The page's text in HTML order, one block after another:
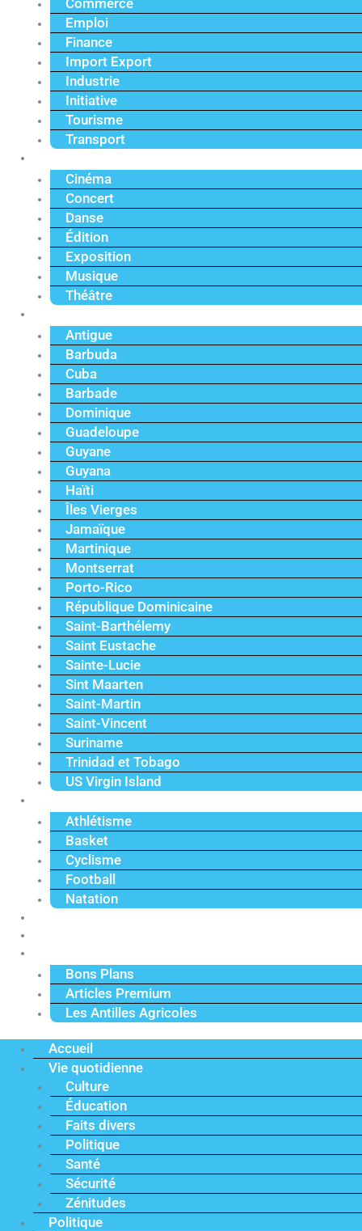
Commerce
Emploi
Finance
Import Export
Industrie
Initiative
Tourisme
Transport
Cinéma
Concert
Danse
Édition
Exposition
Musique
Théâtre
Antigue
Barbuda
Cuba
Barbade
Dominique
Guadeloupe
Guyane
Guyana
Haïti
Îles Vierges
Jamaïque
Martinique
Montserrat
Porto-Rico
République Dominicaine
Saint-Barthélemy
Saint Eustache
Sainte-Lucie
Sint Maarten
Saint-Martin
Saint-Vincent
Suriname
Trinidad et Tobago
US Virgin Island
Athlétisme
Basket
Cyclisme
Football
Natation
Bons Plans
Articles Premium
Les Antilles Agricoles
Accueil
Vie quotidienne
Culture
Éducation
Faits divers
Politique
Santé
Sécurité
Zénitudes
Politique